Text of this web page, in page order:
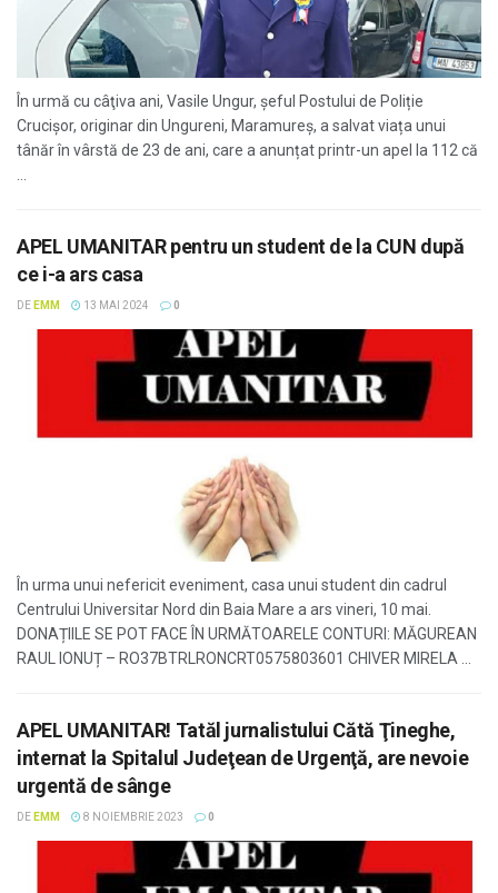
În urmă cu câţiva ani, Vasile Ungur, șeful Postului de Poliție
Crucișor, originar din Ungureni, Maramureș, a salvat viața unui
tânăr în vârstă de 23 de ani, care a anunțat printr-un apel la 112 că
APEL UMANITAR pentru un student de la CUN după
ce i-a ars casa
DE EMM 13 MAI 2024 0
În urma unui nefericit eveniment, casa unui student din cadrul
Centrului Universitar Nord din Baia Mare a ars vineri, 10 mai.
DONAȚIILE SE POT FACE ÎN URMĂTOARELE CONTURI: MĂGUREAN
RAUL IONUȚ – RO37BTRLRONCRT0575803601 CHIVER MIRELA ...
APEL UMANITAR! Tatăl jurnalistului Cătă Ţineghe,
internat la Spitalul Judeţean de Urgenţă, are nevoie
urgentă de sânge
DE EMM 8 NOIEMBRIE 2023 0